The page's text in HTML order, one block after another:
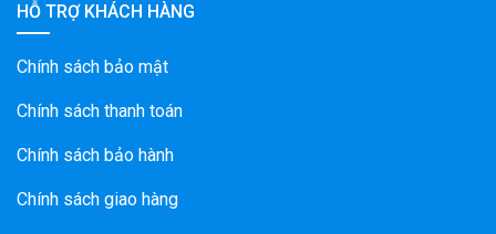
HỖ TRỢ KHÁCH HÀNG
Chính sách bảo mật
Chính sách thanh toán
Chính sách bảo hành
Chính sách giao hàng